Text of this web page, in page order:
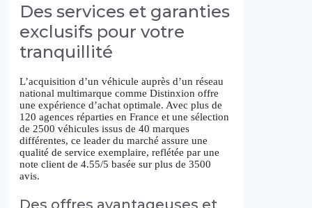
Des services et garanties
exclusifs pour votre
tranquillité
L’acquisition d’un véhicule auprès d’un réseau
national multimarque comme Distinxion offre
une expérience d’achat optimale. Avec plus de
120 agences réparties en France et une sélection
de 2500 véhicules issus de 40 marques
différentes, ce leader du marché assure une
qualité de service exemplaire, reflétée par une
note client de 4.55/5 basée sur plus de 3500
avis.
Des offres avantageuses et